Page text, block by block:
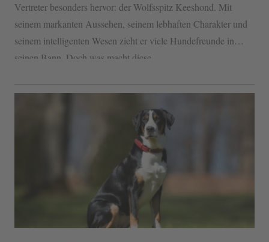
Vertreter besonders hervor: der Wolfsspitz Keeshond. Mit
seinem markanten Aussehen, seinem lebhaften Charakter und
seinem intelligenten Wesen zieht er viele Hundefreunde in
seinen Bann. Doch was macht diese...